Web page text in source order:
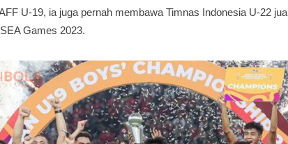
U-19, ia juga pernah membawa Timnas Indonesia U-22
Games 2023.